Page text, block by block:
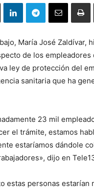
María José Zaldívar,
de los empleadores
ley de protección del
sanitaria que ha
23 mil
el trámite, estamos
estaríamos dándole
dijo en
estas personas estarían